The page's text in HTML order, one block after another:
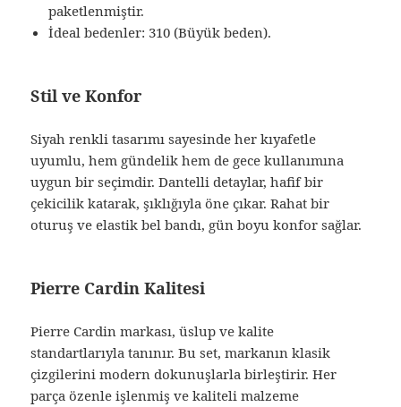
paketlenmiştir.
İdeal bedenler: 310 (Büyük beden).
Stil ve Konfor
Siyah renkli tasarımı sayesinde her kıyafetle
uyumlu, hem gündelik hem de gece kullanımına
uygun bir seçimdir. Dantelli detaylar, hafif bir
çekicilik katarak, şıklığıyla öne çıkar. Rahat bir
oturuş ve elastik bel bandı, gün boyu konfor sağlar.
Pierre Cardin Kalitesi
Pierre Cardin markası, üslup ve kalite
standartlarıyla tanınır. Bu set, markanın klasik
çizgilerini modern dokunuşlarla birleştirir. Her
parça özenle işlenmiş ve kaliteli malzeme